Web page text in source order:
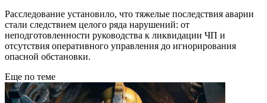
Расследование установило, что тяжелые последствия аварии
стали следствием целого ряда нарушений: от
неподготовленности руководства к ликвидации ЧП и
отсутствия оперативного управления до игнорирования
опасной обстановки.
Еще по теме